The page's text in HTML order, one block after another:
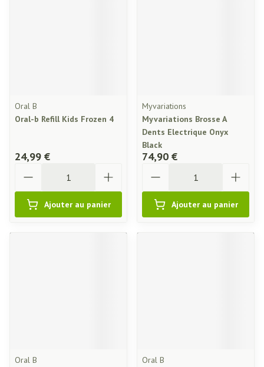
Oral B
Oral-b Refill Kids Frozen 4
24,99 €
Ajouter au panier
Myvariations
Myvariations Brosse A
Dents Electrique Onyx
Black
74,90 €
Ajouter au panier
Oral B
Oral B